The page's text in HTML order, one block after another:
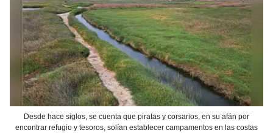
Desde hace siglos, se cuenta que piratas y corsarios, en su afán por
encontrar refugio y tesoros, solían establecer campamentos en las costas